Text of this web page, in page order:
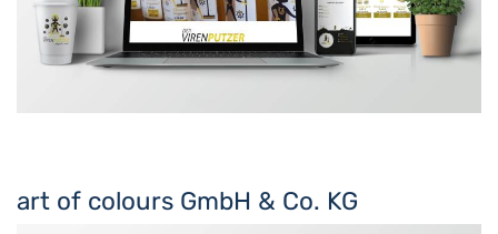
art of colours GmbH & Co. KG